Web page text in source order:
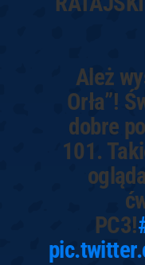
Ależ
Orła”!
dobre
101.
PC3!